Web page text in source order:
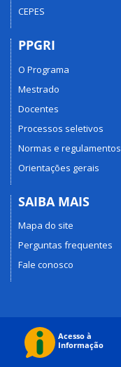
CEPES
PPGRI
O Programa
Mestrado
Docentes
Processos seletivos
Normas e regulamentos
Orientações gerais
SAIBA MAIS
Mapa do site
Perguntas frequentes
Fale conosco